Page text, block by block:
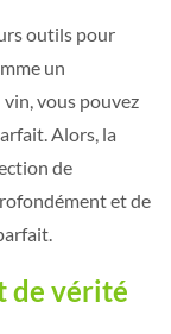
outils pour
un
vous pouvez
Alors, la
de
et de
de vérité